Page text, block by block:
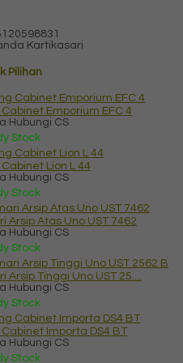
Kartikasari
Pilihan
Cabinet Emporium EFC 4
Hubungi CS
Stock
Cabinet Lion L 44
Hubungi CS
Stock
Arsip Atas Uno UST 7462
Hubungi CS
Stock
Arsip Tinggi Uno UST 25....
Hubungi CS
Stock
Cabinet Importa DS4 BT
Hubungi CS
Stock